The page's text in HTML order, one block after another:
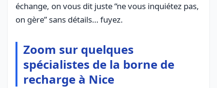
échange, on vous dit juste “ne vous inquiétez pas,
on gère” sans détails… fuyez.
Zoom sur quelques
spécialistes de la borne de
recharge à Nice